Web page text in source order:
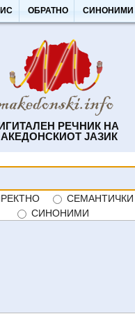
РЕЧНИК НА
ЈАЗИК
ОБРАТНО СИНОНИМИ
СЕМАНТИЧКИ
СИНОНИМИ